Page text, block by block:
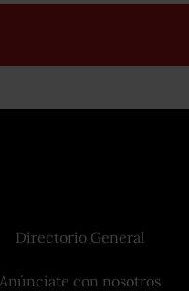
Directorio General
Anúnciate con nosotros